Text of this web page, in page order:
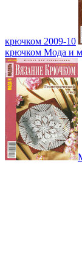
крючком 2009-10
крючком Мода и